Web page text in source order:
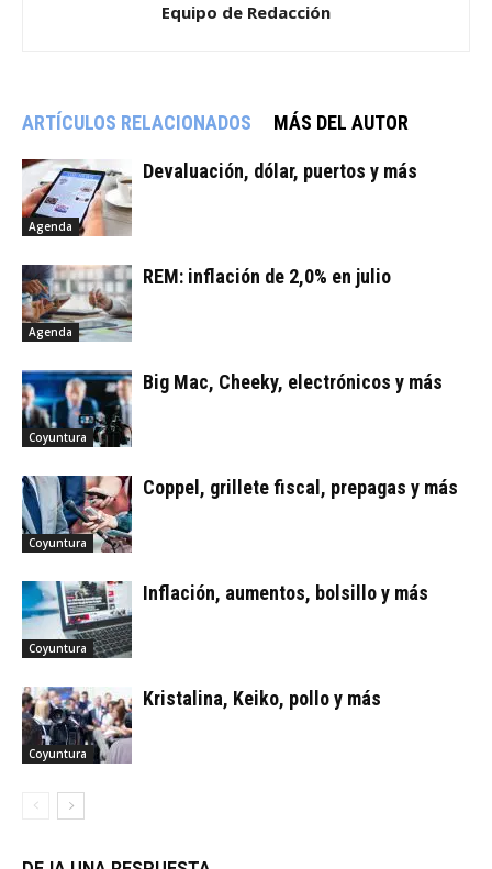
Equipo de Redacción
ARTÍCULOS RELACIONADOS MÁS DEL AUTOR
Agenda
Devaluación, dólar, puertos y más
Agenda
REM: inflación de 2,0% en julio
Coyuntura
Big Mac, Cheeky, electrónicos y más
Coyuntura
Coppel, grillete fiscal, prepagas y más
Coyuntura
Inflación, aumentos, bolsillo y más
Coyuntura
Kristalina, Keiko, pollo y más